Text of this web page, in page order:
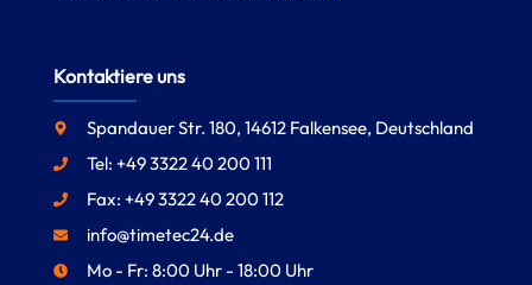
Kontaktiere uns
Spandauer Str. 180, 14612 Falkensee, Deutschland
Tel: +49 3322 40 200 111
Fax: +49 3322 40 200 112
info@timetec24.de
Mo - Fr: 8:00 Uhr - 18:00 Uhr